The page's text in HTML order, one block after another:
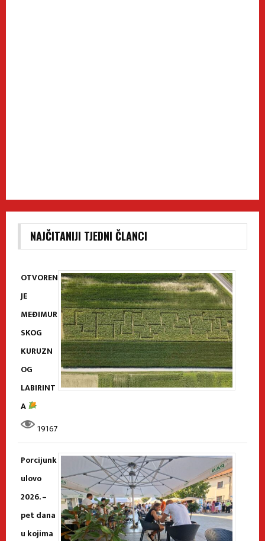
NAJČITANIJI TJEDNI ČLANCI
OTVOREN
JE
MEĐIMUR
SKOG
KURUZN
OG
LABIRINT
A
19167
Porcijunk
ulovo
2026. –
pet dana
u kojima